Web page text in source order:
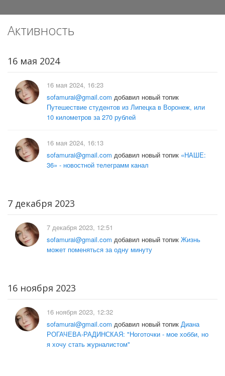
Активность
16 мая 2024
16 мая 2024, 16:23
sofamurai@gmail.com добавил новый топик
Путешествие студентов из Липецка в Воронеж, или
10 километров за 270 рублей
16 мая 2024, 16:13
sofamurai@gmail.com добавил новый топик «НАШЕ:
36» - новостной телеграмм канал
7 декабря 2023
7 декабря 2023, 12:51
sofamurai@gmail.com добавил новый топик Жизнь
может поменяться за одну минуту
16 ноября 2023
16 ноября 2023, 12:32
sofamurai@gmail.com добавил новый топик Диана
РОГАЧЕВА-РАДИНСКАЯ: "Ноготочки - мое хобби, но
я хочу стать журналистом"